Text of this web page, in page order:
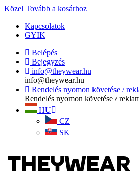
Közel Tovább a kosárhoz
Kapcsolatok
GYIK
Belépés
Bejegyzés
info@theywear.hu
info@theywear.hu
Rendelés nyomon követése /
Rendelés nyomon követése /
HU
CZ
SK